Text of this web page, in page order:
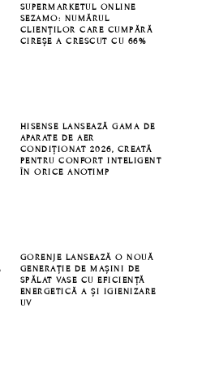
SUPERMARKETUL ONLINE
SEZAMO: NUMĂRUL
CLIENȚILOR CARE CUMPĂRĂ
CIREȘE A CRESCUT CU 66%
HISENSE LANSEAZĂ GAMA DE
APARATE DE AER
CONDIȚIONAT 2026, CREATĂ
PENTRU CONFORT INTELIGENT
ÎN ORICE ANOTIMP
GORENJE LANSEAZĂ O NOUĂ
GENERAȚIE DE MAȘINI DE
SPĂLAT VASE CU EFICIENȚĂ
ENERGETICĂ A ȘI IGIENIZARE
UV